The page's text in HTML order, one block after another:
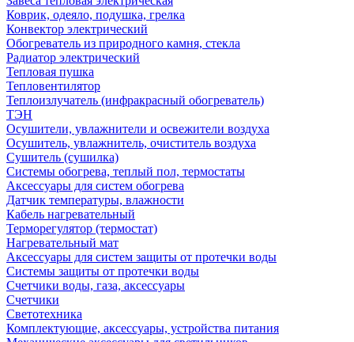
Коврик, одеяло, подушка, грелка
Конвектор электрический
Обогреватель из природного камня, стекла
Радиатор электрический
Тепловая пушка
Тепловентилятор
Теплоизлучатель (инфракрасный обогреватель)
ТЭН
Осушители, увлажнители и освежители воздуха
Осушитель, увлажнитель, очиститель воздуха
Сушитель (сушилка)
Системы обогрева, теплый пол, термостаты
Аксессуары для систем обогрева
Датчик температуры, влажности
Кабель нагревательный
Терморегулятор (термостат)
Нагревательный мат
Аксессуары для систем защиты от протечки воды
Системы защиты от протечки воды
Счетчики воды, газа, аксессуары
Счетчики
Светотехника
Комплектующие, аксессуары, устройства питания